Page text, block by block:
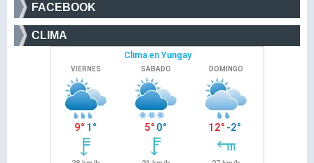
FACEBOOK
CLIMA